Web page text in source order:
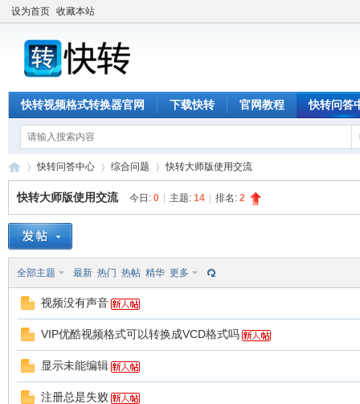
设为首页 收藏本站
快转视频格式转换器官网 下载快转 官网教程 快转问答
»
快转问答中心 综合问题 快转大师版使用交流
快转大师版使用交流 今日: 0 主题: 14 排名: 2
全部主题 最新 热门 热帖 精华 更多
视频没有声音
VIP优酷视频格式可以转换成VCD格式吗
显示未能编辑
注册总是失败